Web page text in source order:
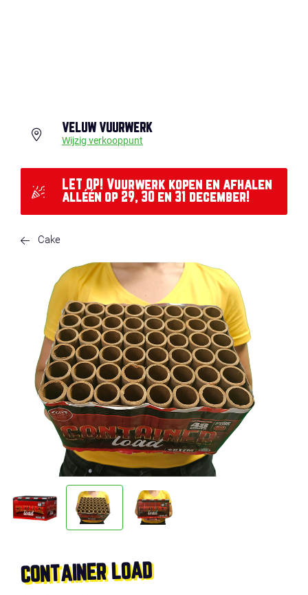
VELUW VUURWERK
Wijzig verkooppunt
LET OP! Vuurwerk kopen en afhalen
alléén op 29, 30 en 31 december!
Cake
CONTAINER LOAD